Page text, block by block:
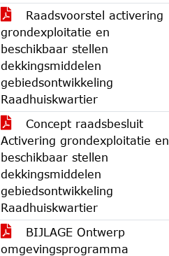
Raadsvoorstel activering
grondexploitatie en
beschikbaar stellen
dekkingsmiddelen
gebiedsontwikkeling
Raadhuiskwartier
Concept raadsbesluit
Activering grondexploitatie en
beschikbaar stellen
dekkingsmiddelen
gebiedsontwikkeling
Raadhuiskwartier
BIJLAGE Ontwerp
omgevingsprogramma